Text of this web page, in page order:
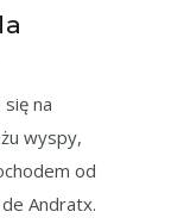
na
wyspy,
od
Andratx.